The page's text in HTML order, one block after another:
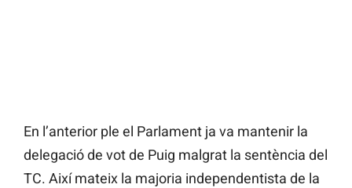
En l’anterior ple el Parlament ja va mantenir la
delegació de vot de Puig malgrat la sentència del
TC. Així mateix la majoria independentista de la